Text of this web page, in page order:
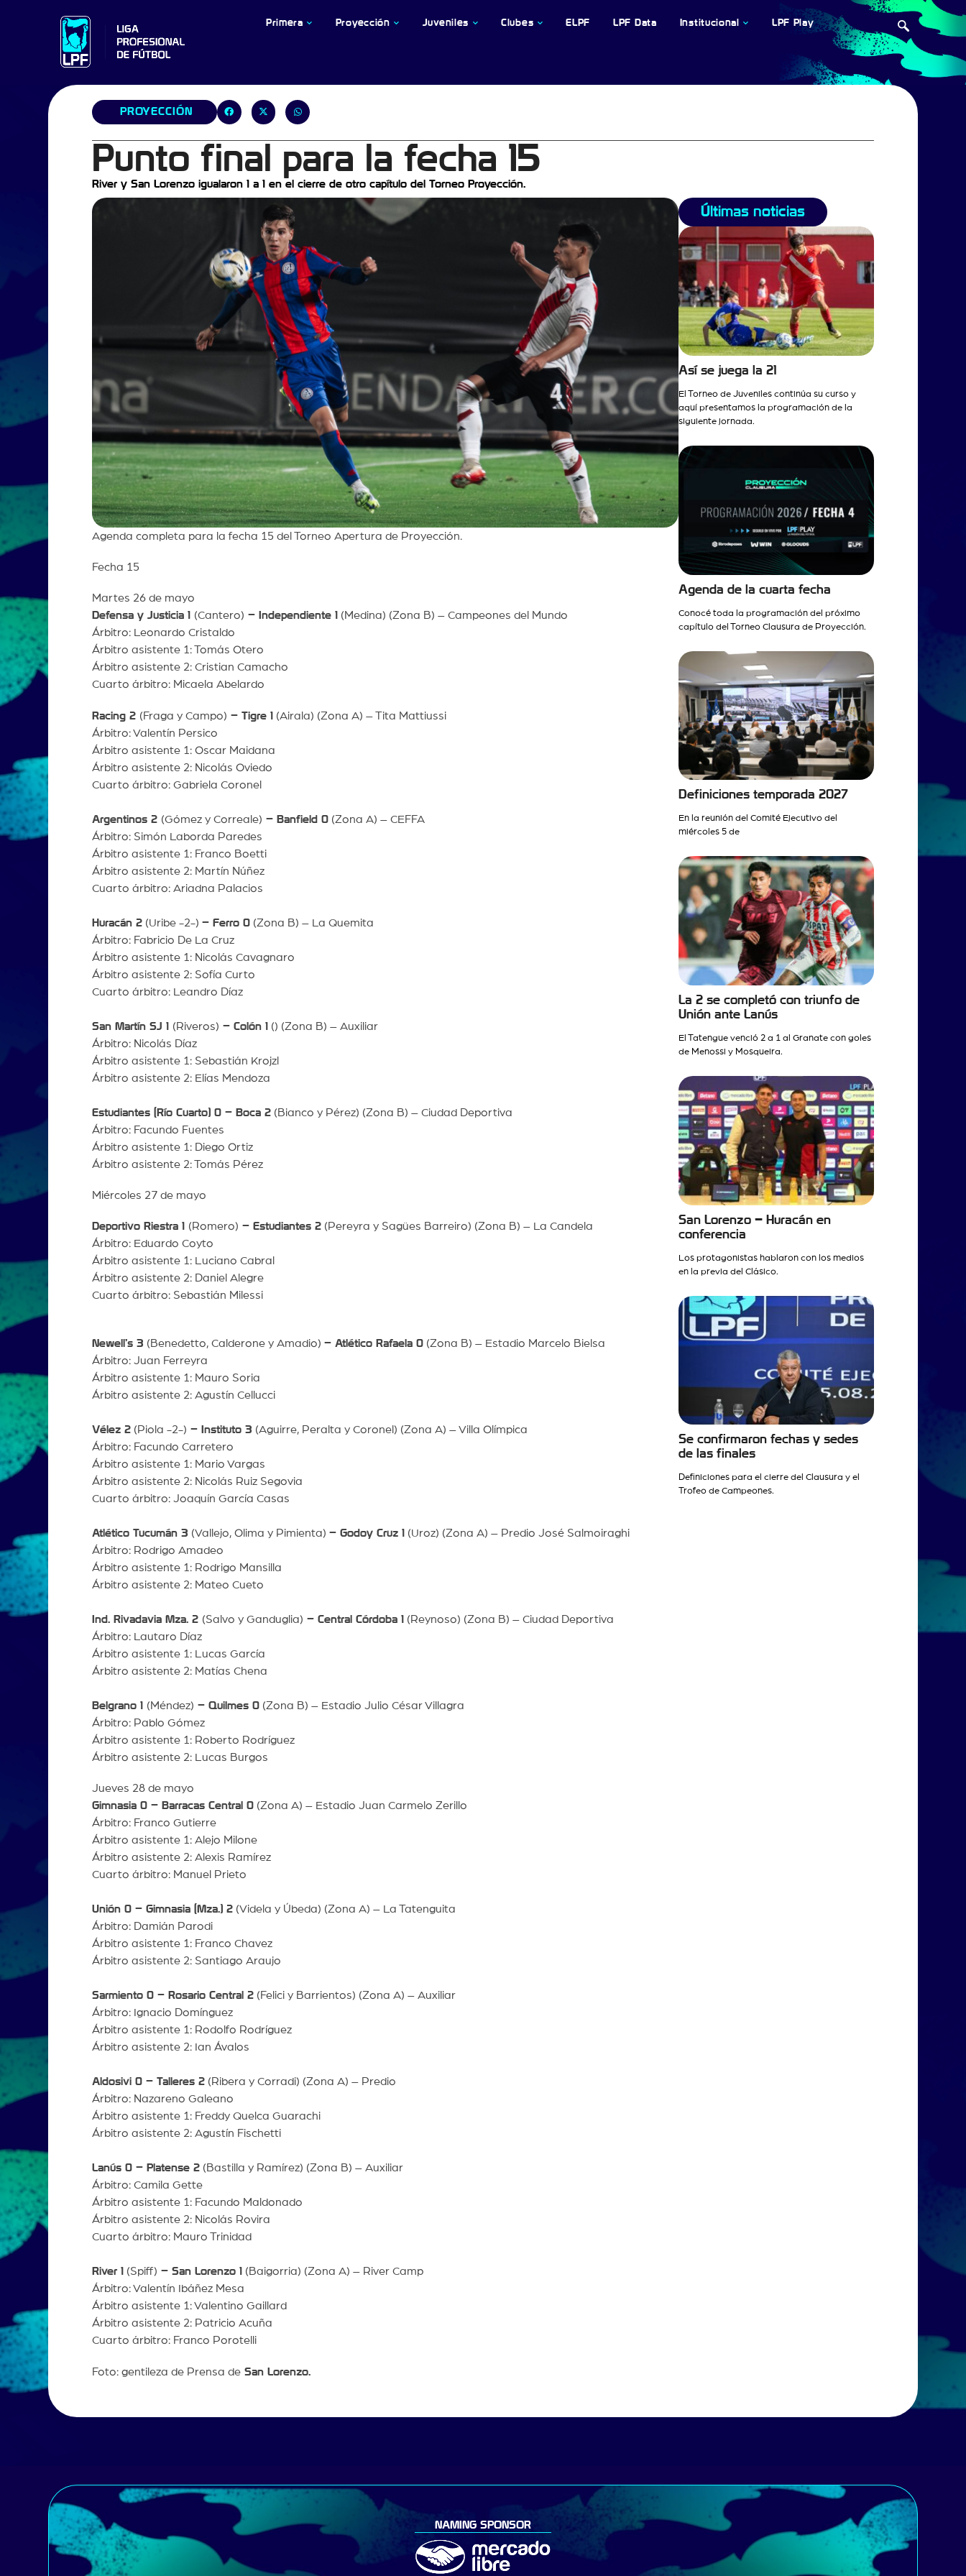
Primera Proyección Juveniles Clubes ELPF LPF Data Institucional LPF Play
PROYECCIÓN
Punto final para la fecha 15
River y San Lorenzo igualaron 1 a 1 en el cierre de otro capítulo del Torneo Proyección.
Agenda completa para la fecha 15 del Torneo Apertura de Proyección.
Fecha 15
Martes 26 de mayo
Defensa y Justicia 1 (Cantero) – Independiente 1 (Medina) (Zona B) – Campeones del Mundo
Árbitro: Leonardo Cristaldo
Árbitro asistente 1: Tomás Otero
Árbitro asistente 2: Cristian Camacho
Cuarto árbitro: Micaela Abelardo
Racing 2 (Fraga y Campo) – Tigre 1 (Airala) (Zona A) – Tita Mattiussi
Árbitro: Valentín Persico
Árbitro asistente 1: Oscar Maidana
Árbitro asistente 2: Nicolás Oviedo
Cuarto árbitro: Gabriela Coronel
Argentinos 2 (Gómez y Correale) – Banfield 0(Zona A) – CEFFA
Árbitro: Simón Laborda Paredes
Árbitro asistente 1: Franco Boetti
Árbitro asistente 2: Martín Núñez
Cuarto árbitro: Ariadna Palacios
Huracán 2(Uribe -2-) – Ferro 0(Zona B) – La Quemita
Árbitro: Fabricio De La Cruz
Árbitro asistente 1: Nicolás Cavagnaro
Árbitro asistente 2: Sofía Curto
Cuarto árbitro: Leandro Díaz
San Martín SJ 1 (Riveros) – Colón 1 () (Zona B) – Auxiliar
Árbitro: Nicolás Díaz
Árbitro asistente 1: Sebastián Krojzl
Árbitro asistente 2: Elías Mendoza
Estudiantes (Río Cuarto) 0 – Boca 2(Bianco y Pérez) (Zona B) – Ciudad Deportiva
Árbitro: Facundo Fuentes
Árbitro asistente 1: Diego Ortiz
Árbitro asistente 2: Tomás Pérez
Miércoles 27 de mayo
Deportivo Riestra 1 (Romero) – Estudiantes 2(Pereyra y Sagües Barreiro) (Zona B) – La Candela
Árbitro: Eduardo Coyto
Árbitro asistente 1: Luciano Cabral
Árbitro asistente 2: Daniel Alegre
Cuarto árbitro: Sebastián Milessi
Newell’s 3 (Benedetto, Calderone y Amadio) – Atlético Rafaela 0(Zona B) – Estadio Marcelo Bielsa
Árbitro: Juan Ferreyra
Árbitro asistente 1: Mauro Soria
Árbitro asistente 2: Agustín Cellucci
Vélez 2(Piola -2-) – Instituto 3 (Aguirre, Peralta y Coronel) (Zona A) – Villa Olímpica
Árbitro: Facundo Carretero
Árbitro asistente 1: Mario Vargas
Árbitro asistente 2: Nicolás Ruiz Segovia
Cuarto árbitro: Joaquín García Casas
Atlético Tucumán 3 (Vallejo, Olima y Pimienta) – Godoy Cruz 1 (Uroz) (Zona A) – Predio José Salmoiraghi
Árbitro: Rodrigo Amadeo
Árbitro asistente 1: Rodrigo Mansilla
Árbitro asistente 2: Mateo Cueto
Ind. Rivadavia Mza. 2 (Salvo y Ganduglia) – Central Córdoba 1 (Reynoso) (Zona B) – Ciudad Deportiva
Árbitro: Lautaro Díaz
Árbitro asistente 1: Lucas García
Árbitro asistente 2: Matías Chena
Belgrano 1 (Méndez) – Quilmes 0(Zona B) – Estadio Julio César Villagra
Árbitro: Pablo Gómez
Árbitro asistente 1: Roberto Rodríguez
Árbitro asistente 2: Lucas Burgos
Jueves 28 de mayo
Gimnasia 0 – Barracas Central 0(Zona A) – Estadio Juan Carmelo Zerillo
Árbitro: Franco Gutierre
Árbitro asistente 1: Alejo Milone
Árbitro asistente 2: Alexis Ramírez
Cuarto árbitro: Manuel Prieto
Unión 0 – Gimnasia (Mza.) 2(Videla y Úbeda) (Zona A) – La Tatenguita
Árbitro: Damián Parodi
Árbitro asistente 1: Franco Chavez
Árbitro asistente 2: Santiago Araujo
Sarmiento 0 – Rosario Central 2(Felici y Barrientos) (Zona A) – Auxiliar
Árbitro: Ignacio Domínguez
Árbitro asistente 1: Rodolfo Rodríguez
Árbitro asistente 2: Ian Ávalos
Aldosivi 0 – Talleres 2(Ribera y Corradi) (Zona A) – Predio
Árbitro: Nazareno Galeano
Árbitro asistente 1: Freddy Quelca Guarachi
Árbitro asistente 2: Agustín Fischetti
Lanús 0 – Platense 2(Bastilla y Ramírez) (Zona B) – Auxiliar
Árbitro: Camila Gette
Árbitro asistente 1: Facundo Maldonado
Árbitro asistente 2: Nicolás Rovira
Cuarto árbitro: Mauro Trinidad
River 1 (Spiff) – San Lorenzo 1 (Baigorria) (Zona A) – River Camp
Árbitro: Valentín Ibáñez Mesa
Árbitro asistente 1: Valentino Gaillard
Árbitro asistente 2: Patricio Acuña
Cuarto árbitro: Franco Porotelli
Foto: gentileza de Prensa de San Lorenzo.
Últimas noticias
Así se juega la 21
El Torneo de Juveniles continúa su curso y
aquí presentamos la programación de la
siguiente jornada.
Agenda de la cuarta fecha
Conocé toda la programación del próximo
capítulo del Torneo Clausura de Proyección.
Definiciones temporada 2027
En la reunión del Comité Ejecutivo del
miércoles 5 de
La 2 se completó con triunfo de
Unión ante Lanús
El Tatengue venció 2 a 1 al Granate con goles
de Menossi y Mosqueira.
San Lorenzo – Huracán en
conferencia
Los protagonistas hablaron con los medios
en la previa del Clásico.
Se confirmaron fechas y sedes
de las finales
Definiciones para el cierre del Clausura y el
Trofeo de Campeones.
NAMING SPONSOR